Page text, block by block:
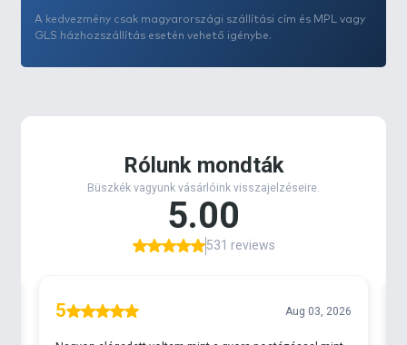
A kedvezmény csak magyarországi szállítási cím és MPL vagy
GLS házhozszállítás esetén vehető igénybe.